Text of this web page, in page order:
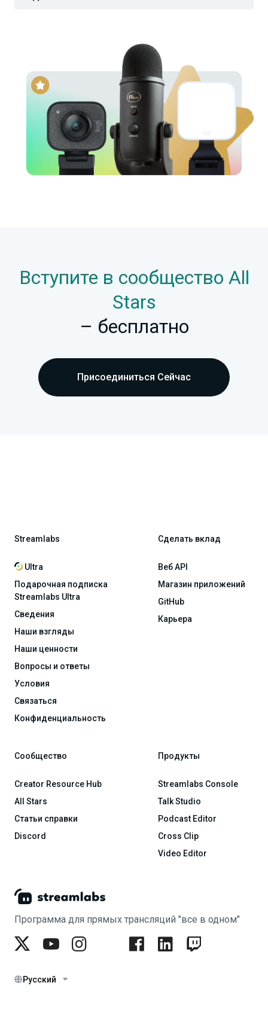
Вступите в сообщество All
Stars
– бесплатно
Присоединиться Сейчас
Программа для прямых трансляций "все в одном"
Русский
Streamlabs
Ultra
Подарочная подписка
Streamlabs Ultra
Сведения
Наши взгляды
Наши ценности
Вопросы и ответы
Условия
Связаться
Конфиденциальность
Сделать вклад
Веб API
Магазин приложений
GitHub
Карьера
Сообщество
Creator Resource Hub
All Stars
Статьи справки
Discord
Продукты
Streamlabs Console
Talk Studio
Podcast Editor
Cross Clip
Video Editor